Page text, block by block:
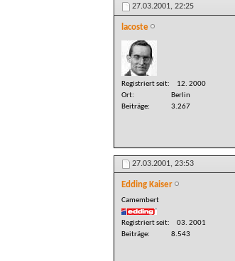
27.03.2001, 22:25
lacoste
Registriert seit
12. 2000
Ort
Berlin
Beiträge
3.267
27.03.2001, 23:53
Edding Kaiser
Camembert
Registriert seit
03. 2001
Beiträge
8.543